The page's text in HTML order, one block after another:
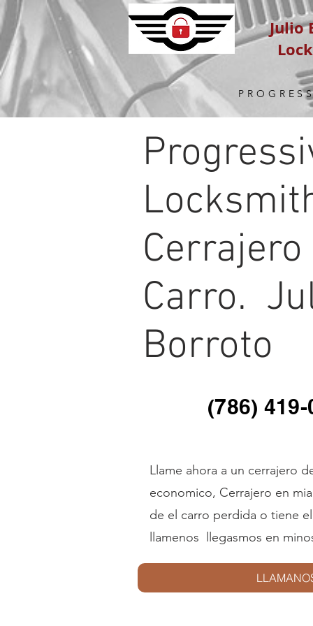
Julio
Cerrajero
Carro.
Borroto
(786)
Llame ahora a un cerrajero
economico, Cerrajero en
de el carro perdida o tiene
llamenos llegasmos en